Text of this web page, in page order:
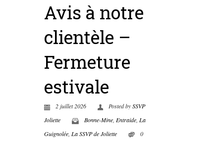
Avis à notre
clientèle –
Fermeture
estivale
2 juillet 2026 Posted bySSVP
Joliette
Bonne-Mine Entraide La
Guignolée La SSVP de Joliette
0